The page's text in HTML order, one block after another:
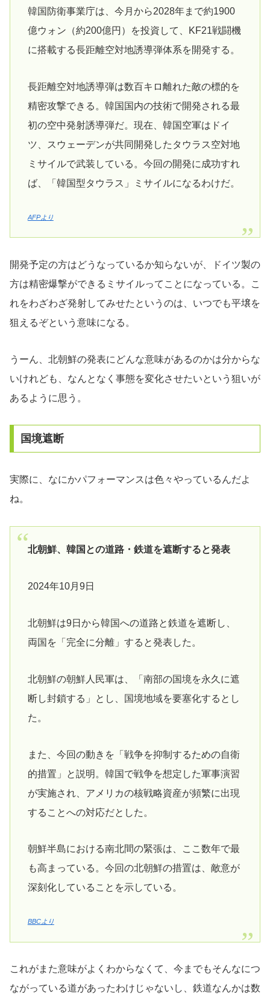
韓国防衛事業庁は、今月から2028年まで約1900
億ウォン（約200億円）を投資して、KF21戦闘機
に搭載する長距離空対地誘導弾体系を開発する。
長距離空対地誘導弾は数百キロ離れた敵の標的を
精密攻撃できる。韓国国内の技術で開発される最
初の空中発射誘導弾だ。現在、韓国空軍はドイ
ツ、スウェーデンが共同開発したタウラス空対地
ミサイルで武装している。今回の開発に成功すれ
ば、「韓国型タウラス」ミサイルになるわけだ。
AFPより
開発予定の方はどうなっているか知らないが、ドイツ製の
方は精密爆撃ができるミサイルってことになっている。こ
れをわざわざ発射してみせたというのは、いつでも平壌を
狙えるぞという意味になる。
うーん、北朝鮮の発表にどんな意味があるのかは分からな
いけれども、なんとなく事態を変化させたいという狙いが
あるように思う。
国境遮断
実際に、なにかパフォーマンスは色々やっているんだよ
ね。
北朝鮮、韓国との道路・鉄道を遮断すると発表
2024年10月9日
北朝鮮は9日から韓国への道路と鉄道を遮断し、
両国を「完全に分離」すると発表した。
北朝鮮の朝鮮人民軍は、「南部の国境を永久に遮
断し封鎖する」とし、国境地域を要塞化するとし
た。
また、今回の動きを「戦争を抑制するための自衛
的措置」と説明。韓国で戦争を想定した軍事演習
が実施され、アメリカの核戦略資産が頻繁に出現
することへの対応だとした。
朝鮮半島における南北間の緊張は、ここ数年で最
も高まっている。今回の北朝鮮の措置は、敵意が
深刻化していることを示している。
BBCより
これがまた意味がよくわからなくて、今までもそんなにつ
ながっている道があったわけじゃないし、鉄道なんかは数